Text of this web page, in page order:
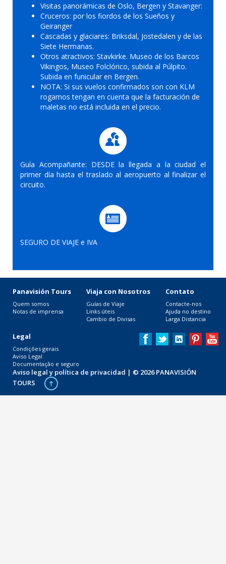
Visitas panorámicas de Oslo, Bergen y Stavanger:
Cruceros: por los fiordos de los Sueños y
Geiranger
Cascadas y glaciares: Briksdal, Jostedalen y de las
Siete Hermanas.
Otros atractivos: Stavkirke. Museo de los Barcos
Vikingos, Museo Folclórico, subida al Púlpito.
Subida en funicular en Bergen.
NOTA: Si sus vuelos confirmados son con KLM
rogamos tengan en cuenta que la facturación de
maletas no está incluida en el precio.
Guía Acompañante: DESDE la llegada a la ciudad el
primer día hasta el traslado al aeropuerto al finalizar el
circuito.
SEGURO DE VIAJE e IVA
Panavisión Tours
Quem somos
Notas de imprensa
Viaja con Nosotros
Guías de Viaje
Links úteis
Cambio de Divisas
Contato
Contacte-nos
Ajuda no destino
Larga Distancia
Legal
Condições gerais
Aviso Legal
Documentação e seguro
Aviso legal y política de privacidad | © 2026 PANAVISIÓN
TOURS